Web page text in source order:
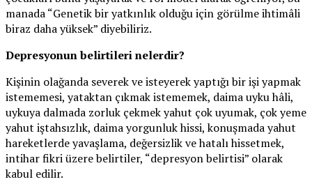
manada “Genetik bir yatkınlık olduğu için görülme ihtimâli
biraz daha yüksek” diyebiliriz.
Depresyonun belirtileri nelerdir?
Kişinin olağanda severek ve isteyerek yaptığı bir işi yapmak
istememesi, yataktan çıkmak istememek, daima uyku hâli,
uykuya dalmada zorluk çekmek yahut çok uyumak, çok yeme
yahut iştahsızlık, daima yorgunluk hissi, konuşmada yahut
hareketlerde yavaşlama, değersizlik ve hatalı hissetmek,
intihar fikri üzere belirtiler, “depresyon belirtisi” olarak
kabul edilir.